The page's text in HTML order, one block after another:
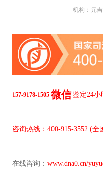
机构：元
鉴定24小
157-9178-1505 微信
咨询热线：400-915-3552 (全
在线咨询： www.dna0.cn/